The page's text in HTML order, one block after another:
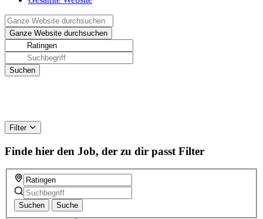
Filter
Finde hier den Job, der zu dir passt Filter
Suchen Suche